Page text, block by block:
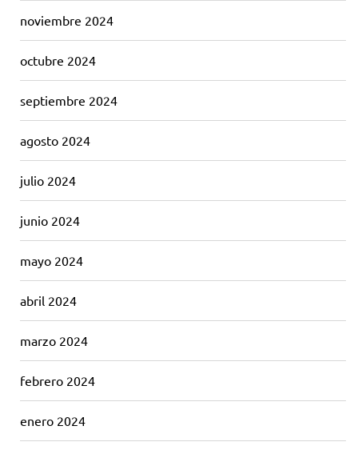
noviembre 2024
octubre 2024
septiembre 2024
agosto 2024
julio 2024
junio 2024
mayo 2024
abril 2024
marzo 2024
febrero 2024
enero 2024